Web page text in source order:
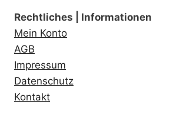
Rechtliches | Informationen
Mein Konto
AGB
Impressum
Datenschutz
Kontakt